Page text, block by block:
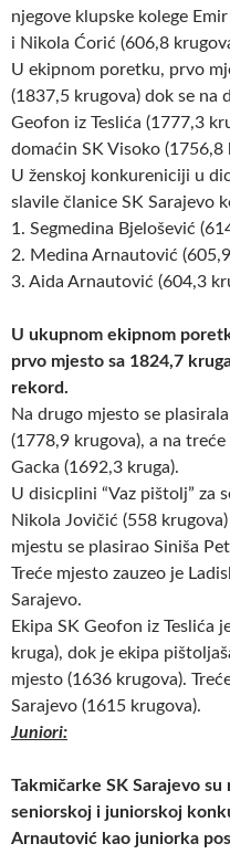
njegove klupske kolege
i Nikola Ćorić (606,8
U ekipnom poretku, prvo
(1837,5 krugova) dok se na
Geofon iz Teslića (1777,3
domaćin SK Visoko (1756,8
U ženskoj konkureniciji u
slavile članice SK Sarajevo
1. Segmedina Bjelošević
2. Medina Arnautović
3. Aida Arnautović (604,3
U ukupnom ekipnom
prvo mjesto sa 1824,7
rekord.
Na drugo mjesto se
(1778,9 krugova), a na
Gacka (1692,3 kruga).
U disicplini “Vaz pištolj” za
Nikola Jovičić (558
mjestu se plasirao Siniša
Treće mjesto zauzeo je
Sarajevo.
Ekipa SK Geofon iz Teslića
kruga), dok je ekipa
mjesto (1636 krugova).
Sarajevo (1615 krugova).
Juniori:
Takmičarke SK Sarajevo
seniorskoj i juniorskoj
Arnautović kao juniorka